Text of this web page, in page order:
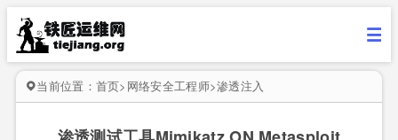
当前位置： 首页> 网络安全工程师>渗透注入